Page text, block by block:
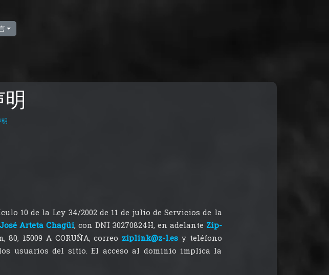
10 de la Ley 34/2002 de 11 de julio de Servicios de la
Arteta Chagüi, con DNI 30270824H, en adelante Zip-
15009 A CORUÑA, correo ziplink@z-l.es y teléfono
usuarios del sitio. El acceso al dominio implica la